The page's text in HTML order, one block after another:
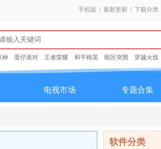
手机版 最新更新 下载分类
神 蛋仔派对 王者荣耀 和平精英 暗区突围 穿越火线
电视市场 专题合集
软件分类